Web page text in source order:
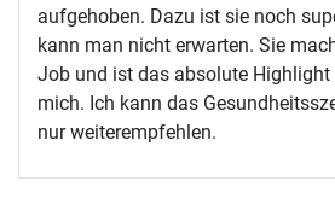
aufgehoben. Dazu ist sie noch
kann man nicht erwarten. Sie
Job und ist das absolute
mich. Ich kann das
nur weiterempfehlen.